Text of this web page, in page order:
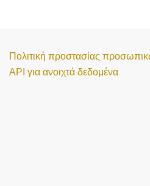
Πολιτική προστασίας
API για ανοιχτά δεδομένα